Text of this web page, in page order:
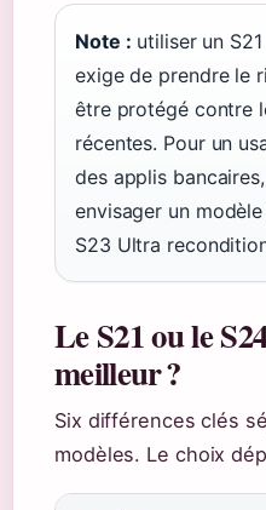
Note : utiliser un
exige de prendre le
être protégé contre
récentes. Pour un
des applis
envisager un
S23 Ultra
Le S21 ou le
meilleur ?
Six différences clés
modèles. Le choix